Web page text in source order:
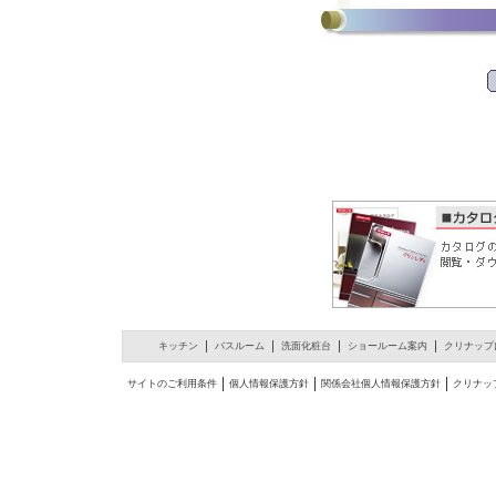
キッチン バスルーム 洗面化粧台 ショールーム案内 クリナッ
サイトのご利用条件 個人情報保護方針 関係会社個人情報保護方針 クリナッ